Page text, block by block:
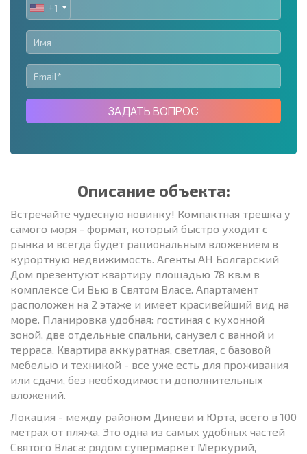
UNITED
STATES
+1
+1
ЗАДАТЬ ВОПРОС
Описание объекта:
Встречайте чудесную новинку! Компактная трешка у
самого моря - формат, который быстро уходит с
рынка и всегда будет рациональным вложением в
курортную недвижимость. Агенты АН Болгарский
Дом презентуют квартиру площадью 78 кв.м в
комплексе Си Вью в Святом Власе. Апартамент
расположен на 2 этаже и имеет красивейший вид на
море. Планировка удобная: гостиная с кухонной
зоной, две отдельные спальни, санузел с ванной и
терраса. Квартира аккуратная, светлая, с базовой
мебелью и техникой - все уже есть для проживания
или сдачи, без необходимости дополнительных
вложений.
Локация - между районом Диневи и Юрта, всего в 100
метрах от пляжа. Это одна из самых удобных частей
Святого Власа: рядом супермаркет Меркурий,